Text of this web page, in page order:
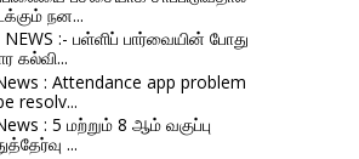
நன...
NEWS :- பள்ளிப் பார்வையின் போது
கல்வி...
: Attendance app problem
resolv...
: 5 மற்றும் 8 ஆம் வகுப்பு
...